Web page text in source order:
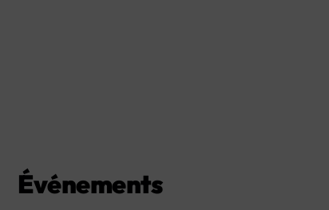
Événements